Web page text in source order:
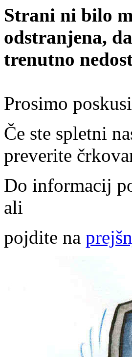
Strani ni bilo
odstranjena,
trenutno
Prosimo
Če ste spletni
preverite
Do informacij
ali
pojdite na